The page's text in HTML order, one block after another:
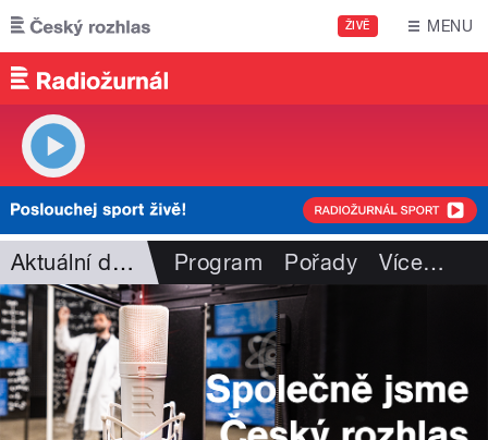
Přejít k hlavnímu obsahu
ŽIVĚ MENU
Aktuální dění Program Pořady Více…